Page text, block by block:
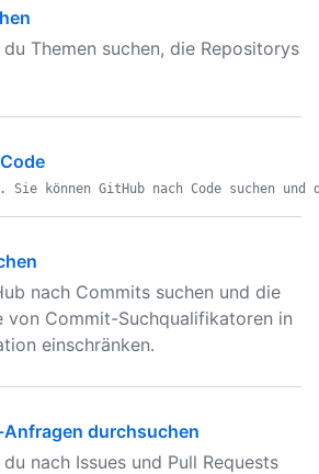
Themen suchen, die Repositorys
nach Commits suchen und die
von Commit-Suchqualifikatoren in
einschränken.
Anfragen durchsuchen
nach Issues und Pull Requests